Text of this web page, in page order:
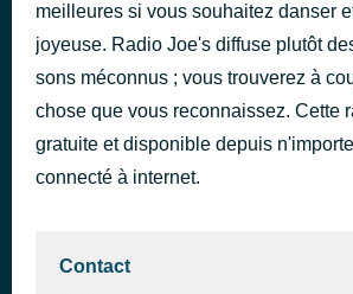
meilleures si vous souhaitez danser
joyeuse. Radio Joe's diffuse plutôt
sons méconnus ; vous trouverez à
chose que vous reconnaissez. Cette
gratuite et disponible depuis
connecté à internet.
Contact